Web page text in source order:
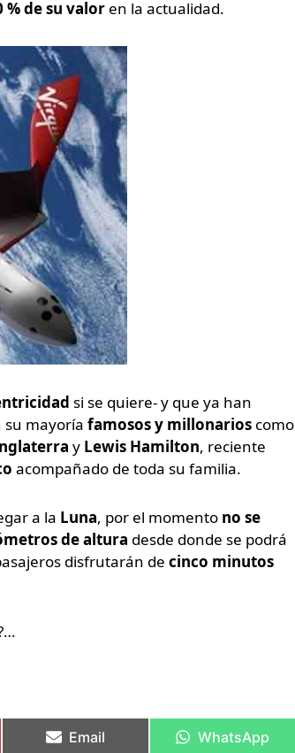
% de su valoren la actualidad.
si se quiere- y que ya han
mayoría famosos y millonarioscomo
yLewis Hamilton, reciente
acompañado de toda su familia.
a la Luna, por el momento no se
de altura desde donde se podrá
disfrutarán de cinco minutos
Email WhatsApp